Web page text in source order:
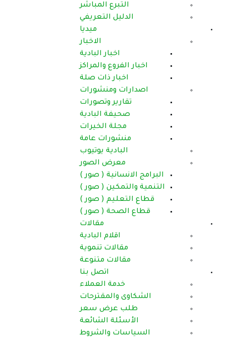
التبرع المباشر
الدليل التعريفي
ميديا
الاخبار
اخبار البادية
اخبار الفروع والمراكز
اخبار ذات صلة
اصدارات ومنشورات
تقارير وتصورات
صحيفة البادية
مجلة الخيرات
منشورات عامة
البادية يوتيوب
معرض الصور
البرامج الانسانية ( صور )
التنمية والتمكين ( صور )
قطاع التعليم ( صور )
قطاع الصحة ( صور )
مقالات
اقلام البادية
مقالات تنموية
مقالات متنوعة
اتصل بنا
خدمة العملاء
الشكاوى والمقترحات
طلب عرض سعر
الأسئلة الشائعة
السياسات والشروط